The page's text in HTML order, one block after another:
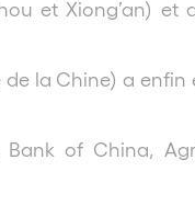
et Xiong’an) et
la Chine) a
Bank of China,